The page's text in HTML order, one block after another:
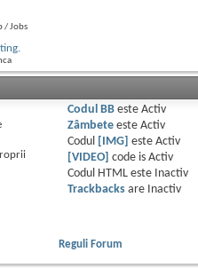
/ Jobs
Codul BBeste Activ
Zâmbeteeste Activ
Codul
[IMG] este Activ
[VIDEO]
code is Activ
Codul HTML este
Inactiv
Trackbacksare
Inactiv
Reguli Forum